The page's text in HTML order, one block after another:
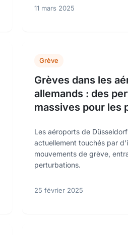
11 mars 2025
Grève
Grèves dans les
allemands : des
massives pour les
Les aéroports de
actuellement touchés par
mouvements de grève,
perturbations.
25 février 2025